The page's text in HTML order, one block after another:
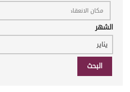
الشهر
يناير
البحث